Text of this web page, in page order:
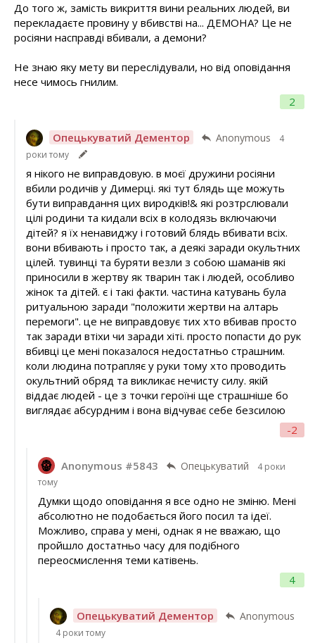
2
До того ж, замість викриття вини реальних людей, ви
перекладаєте провину у вбивстві на... ДЕМОНА? Це не
росіяни насправді вбивали, а демони?
Не знаю яку мету ви переслідували, но від оповідання
несе чимось гнилим.
Опецькуватий Дементор Anonymous
4
роки тому
-2
я нікого не виправдовую. в моєї дружини росіяни
вбили родичів у Димерці. які тут блядь ще можуть
бути виправдання цих виродків!& які розтрслювали
цілі родини та кидали всіх в колодязь включаючи
дітей? я їх ненавиджу і готовий блядь вбивати всіх.
вони вбивають і просто так, а деякі заради окультних
цілей. тувинці та буряти везли з собою шаманів які
приносили в жертву як тварин так і людей, особливо
жінок та дітей. є і такі факти. частина катувань була
ритуальною заради "положити жертви на алтарь
перемоги". це не виправдовує тих хто вбивав просто
так заради втіхи чи заради хіті. просто попасти до рук
вбивці це мені показалося недостатньо страшним.
коли людина потрапляє у руки тому хто проводить
окультний обряд та викликає нечисту силу. якій
віддає людей - це з точки героїні ще страшніше бо
виглядає абсурдним і вона відчуває себе безсилою
Anonymous #5843 Опецькуватий
4 роки
тому
4
Думки щодо оповідання я все одно не зміню. Мені
абсолютно не подобається його посил та ідеї.
Можливо, справа у мені, однак я не вважаю, що
пройшло достатньо часу для подібного
переосмислення теми катівень.
Опецькуватий Дементор Anonymous
4 роки тому